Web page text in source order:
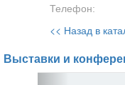
Телефон:
<< Назад в
Выставки и